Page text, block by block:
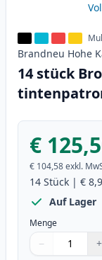
Brandneu Hohe
14 stück
€
€ 104,58exkl.
14 Stück | €
Auf Lager
Menge
Verwenden
− +
1